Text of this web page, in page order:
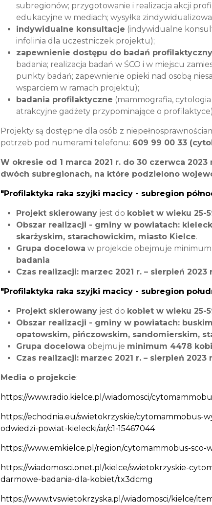
subregionów; przygotowanie i realizacja akcji
edukacyjne w mediach; wysyłka
indywidualne konsultacje (indywidualne
infolinia dla uczestniczek projektu);
zapewnienie dostępu do badań
badania; realizacja badań w ŚCO i w miejscu
punkty badań; zapewnienie opieki nad osobą
wsparciem w ramach projektu);
badania profilaktyczne (mammografia,
atrakcyjne gadżety przypominające o
Projekty są dostępne dla osób z
potrzeb pod numerami telefonu: 609 99 00 33
W okresie od 1 marca 2021 r. do 30 czerwca
dwóch subregionach, na które podzielono
"Profilaktyka raka szyjki macicy - subregion
Projekt skierowany jest do kobiet w wieku 25-
Obszar realizacji - gminy w powiatach:
skarżyskim, starachowickim, miasto Kielce.
Grupa docelowa w projekcie obejmuje minimum
badania
Czas realizacji: marzec 2021 r. – sierpień 2023
"Profilaktyka raka szyjki macicy - subregion
Projekt skierowany jest do kobiet w wieku 25-
Obszar realizacji - gminy w powiatach:
opatowskim, pińczowskim, sandomierskim,
Grupa docelowa obejmuje minimum 4478
Czas realizacji: marzec 2021 r. – sierpień 2023
Media o projekcie:
https://www.radio.kielce.pl/wiadomosci/
https://echodnia.eu/swietokrzyskie/cytomammobus-
odwiedzi-powiat-kielecki/ar/c1-15467044
https://www.emkielce.pl/region/cytomammobus-sco-
https://wiadomosci.onet.pl/kielce/swietokrzyskie-
darmowe-badania-dla-kobiet/tx3dcmg
https://www.tvswietokrzyska.pl/wiadomosci/kielce/